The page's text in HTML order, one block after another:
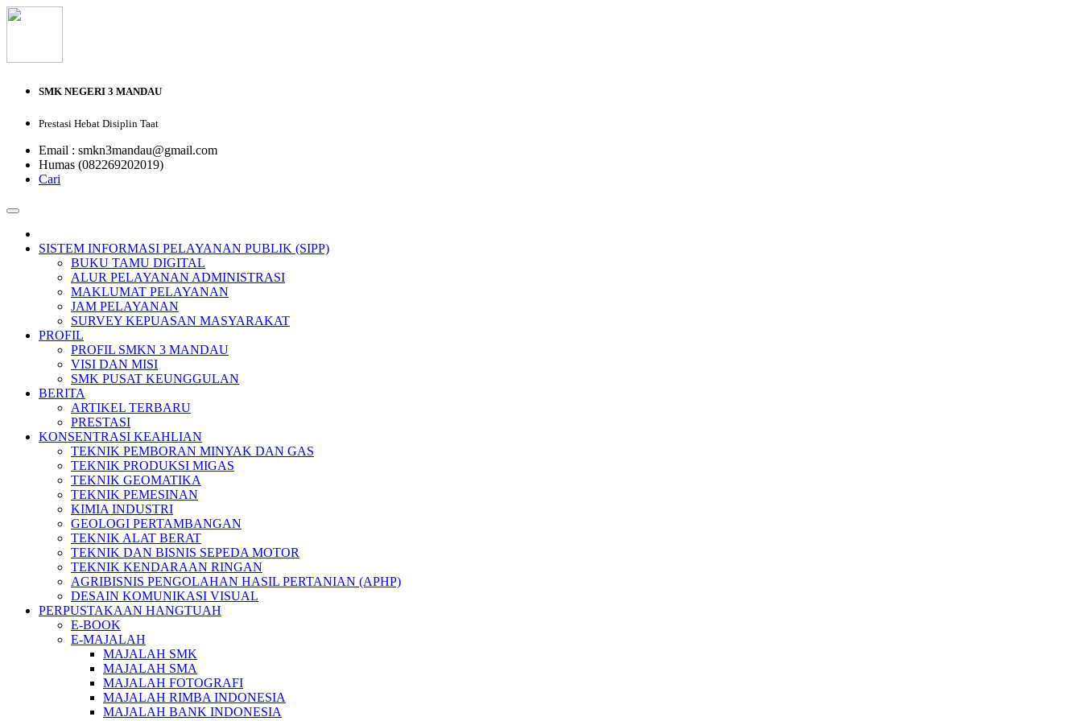
SMK NEGERI 3 MANDAU
Prestasi Hebat Disiplin Taat
Email : smkn3mandau@gmail.com
Humas (082269202019)
Cari
SISTEM INFORMASI PELAYANAN PUBLIK (SIPP)
BUKU TAMU DIGITAL
ALUR PELAYANAN ADMINISTRASI
MAKLUMAT PELAYANAN
JAM PELAYANAN
SURVEY KEPUASAN MASYARAKAT
PROFIL
PROFIL SMKN 3 MANDAU
VISI DAN MISI
SMK PUSAT KEUNGGULAN
BERITA
ARTIKEL TERBARU
PRESTASI
KONSENTRASI KEAHLIAN
TEKNIK PEMBORAN MINYAK DAN GAS
TEKNIK PRODUKSI MIGAS
TEKNIK GEOMATIKA
TEKNIK PEMESINAN
KIMIA INDUSTRI
GEOLOGI PERTAMBANGAN
TEKNIK ALAT BERAT
TEKNIK DAN BISNIS SEPEDA MOTOR
TEKNIK KENDARAAN RINGAN
AGRIBISNIS PENGOLAHAN HASIL PERTANIAN (APHP)
DESAIN KOMUNIKASI VISUAL
PERPUSTAKAAN HANGTUAH
E-BOOK
E-MAJALAH
MAJALAH SMK
MAJALAH SMA
MAJALAH FOTOGRAFI
MAJALAH RIMBA INDONESIA
MAJALAH BANK INDONESIA